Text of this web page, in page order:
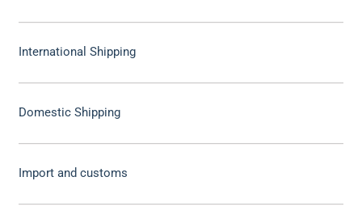
International Shipping
Domestic Shipping
Import and customs